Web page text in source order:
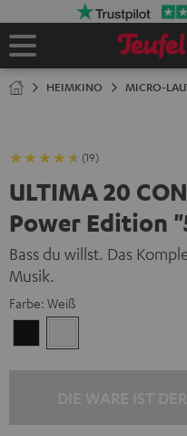
Startseite
HEIMKINO MICRO-
(19)
ULTIMA 20
Power Edition
Bass du willst. Das
Musik.
Farbe: Weiß